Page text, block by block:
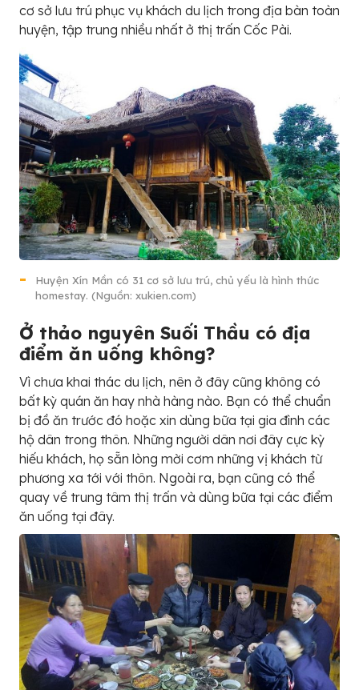
cơ sở lưu trú phục vụ khách du lịch trong địa bàn toàn
huyện, tập trung nhiều nhất ở thị trấn Cốc Pài.
Huyện Xín Mần có 31 cơ sở lưu trú, chủ yếu là hình thức
homestay. (Nguồn: xukien.com)
Ở thảo nguyên Suối Thầu có địa
điểm ăn uống không?
Vì chưa khai thác du lịch, nên ở đây cũng không có
bất kỳ quán ăn hay nhà hàng nào. Bạn có thể chuẩn
bị đồ ăn trước đó hoặc xin dùng bữa tại gia đình các
hộ dân trong thôn. Những người dân nơi đây cực kỳ
hiếu khách, họ sẵn lòng mời cơm những vị khách từ
phương xa tới với thôn. Ngoài ra, bạn cũng có thể
quay về trung tâm thị trấn và dùng bữa tại các điểm
ăn uống tại đây.